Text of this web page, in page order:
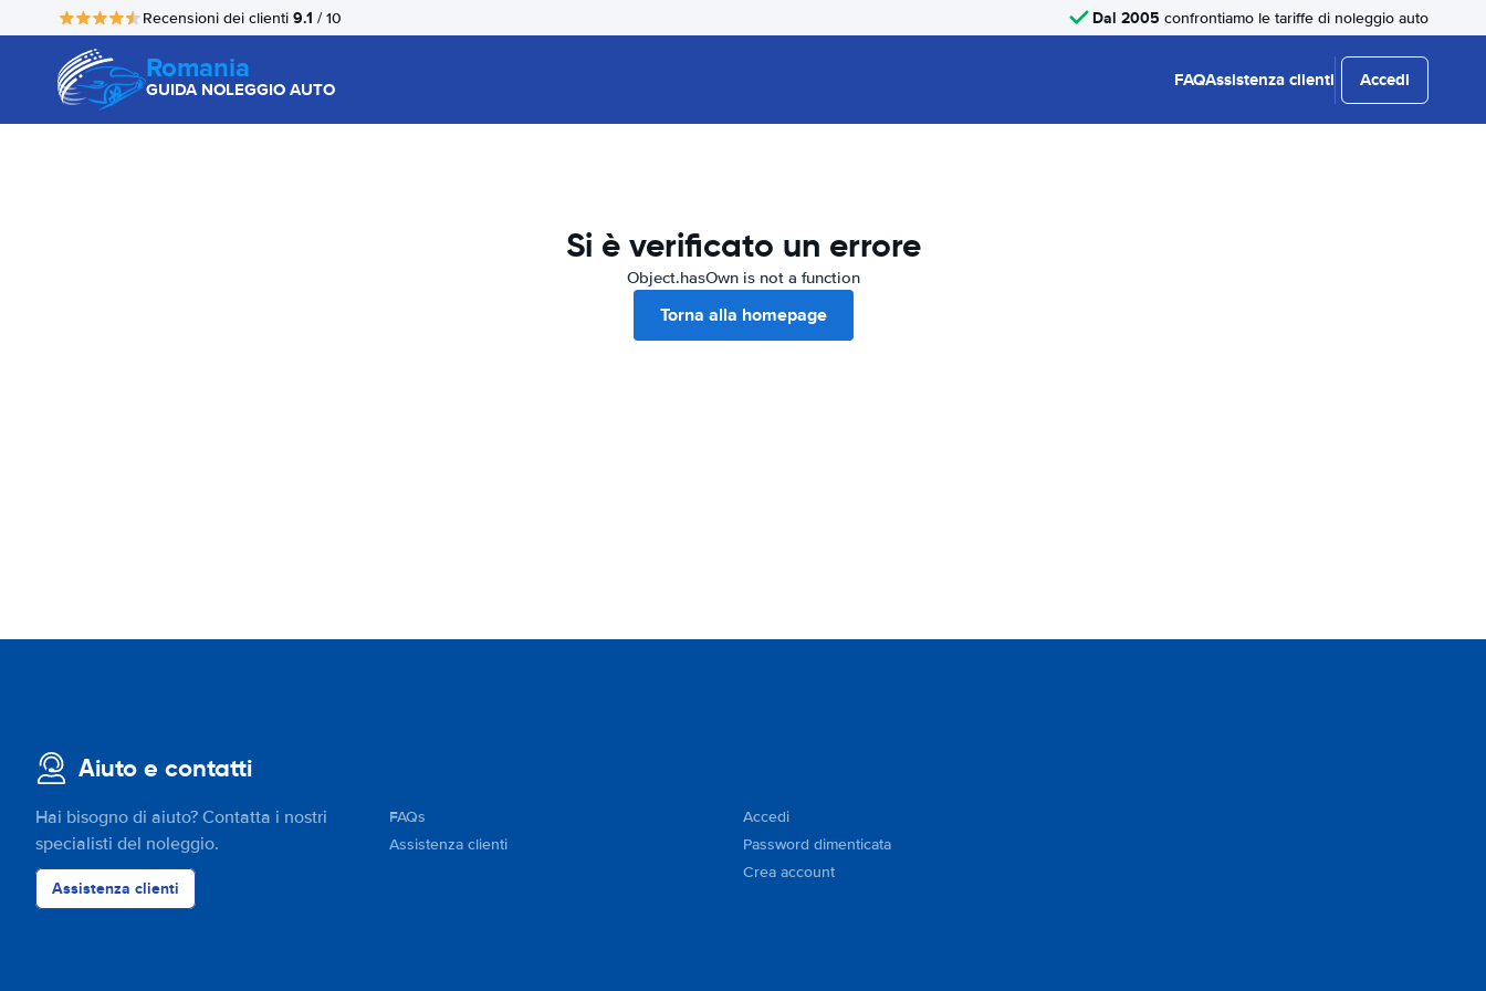
Recensioni dei clienti 9.1 / 10 Dal 2005 confrontiamo le tariffe di noleggio auto
Romania
GUIDA NOLEGGIO AUTO FAQAssistenza clienti Accedi
Si è verificato un errore
Object.hasOwn is not a function
Torna alla homepage
Aiuto e contatti
Hai bisogno di aiuto? Contatta i nostri
specialisti del noleggio.
Assistenza clienti
FAQs
Assistenza clienti
Accedi
Password dimenticata
Crea account